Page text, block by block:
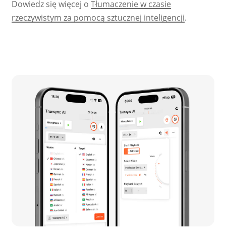
Dowiedz się więcej o Tłumaczenie w czasie
rzeczywistym za pomocą sztucznej inteligencji.